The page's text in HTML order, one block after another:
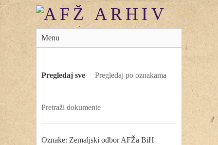
Menu
Pregledaj sve Pregledaj po oznakama
Pretraži dokumente
Oznake: Zemaljski odbor AFŽa BiH